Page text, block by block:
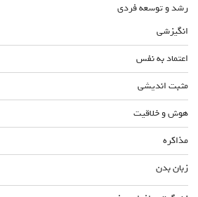
رشد و توسعه فردی
انگیزشی
اعتماد به نفس
مثبت اندیشی
هوش و خلاقیت
مذاکره
زبان بدن